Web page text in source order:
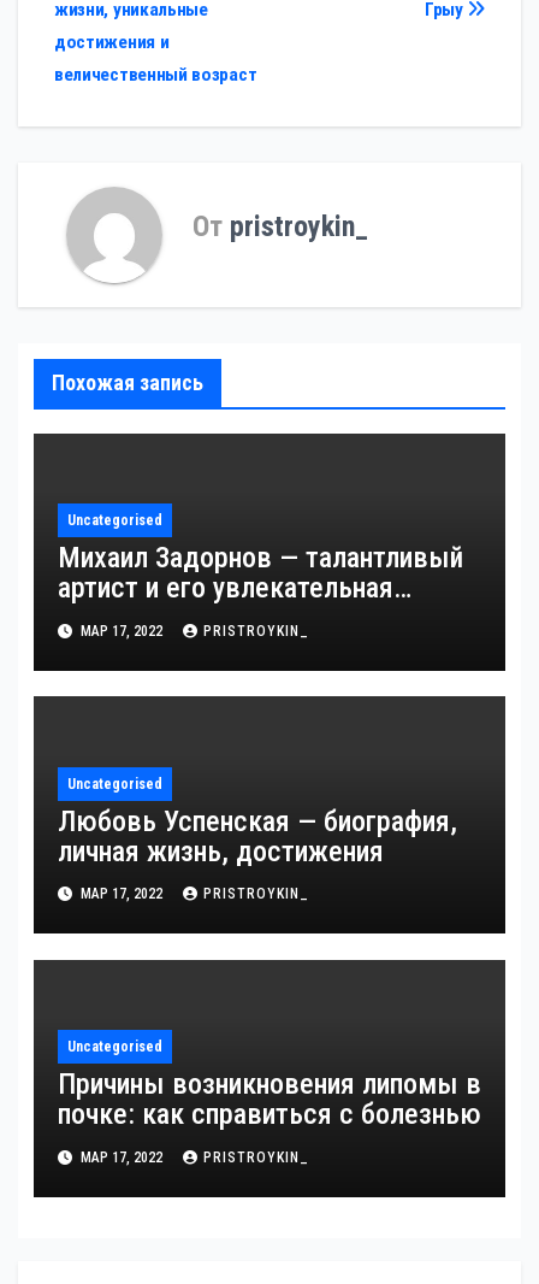
записям
Грыу
жизни, уникальные
достижения и
величественный возраст
От pristroykin_
Похожая запись
Uncategorised
Михаил Задорнов — талантливый
артист и его увлекательная
биография — выдающиеся
достижения, известность и
интересные факты из личной
МАР 17, 2022 PRISTROYKIN_
Uncategorised
Любовь Успенская — биография,
личная жизнь, достижения
МАР 17, 2022 PRISTROYKIN_
Uncategorised
Причины возникновения липомы в
почке: как справиться с болезнью
МАР 17, 2022 PRISTROYKIN_